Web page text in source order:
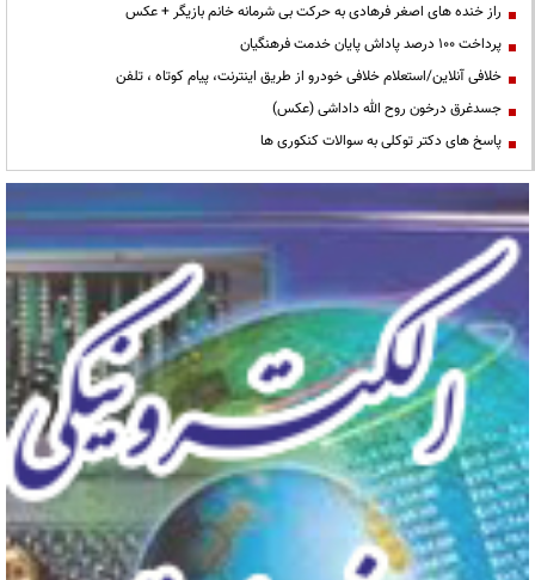
راز خنده های اصغر فرهادی به حرکت بی شرمانه خانم بازیگر + عکس
پرداخت ۱۰۰ درصد پاداش پایان خدمت فرهنگیان
خلافی آنلاین/استعلام خلافی خودرو از طریق اینترنت، پیام کوتاه ، تلفن
جسدغرق درخون روح الله داداشی (عکس)
پاسخ های دکتر توکلی به سوالات کنکوری ها